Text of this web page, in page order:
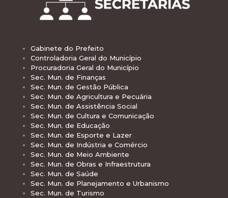
Gabinete do Prefeito
Controladoria Geral do Município
Procuradoria Geral do Município
Sec. Mun. de Finanças
Sec. Mun. de Gestão Pública
Sec. Mun. de Agricultura e Pecuária
Sec. Mun. de Assistência Social
Sec. Mun. de Cultura e Comunicação
Sec. Mun. de Educação
Sec. Mun. de Esporte e Lazer
Sec. Mun. de Indústria e Comércio
Sec. Mun. de Meio Ambiente
Sec. Mun. de Obras e Infraestrutura
Sec. Mun. de Saúde
Sec. Mun. de Planejamento e Urbanismo
Sec. Mun. de Turismo